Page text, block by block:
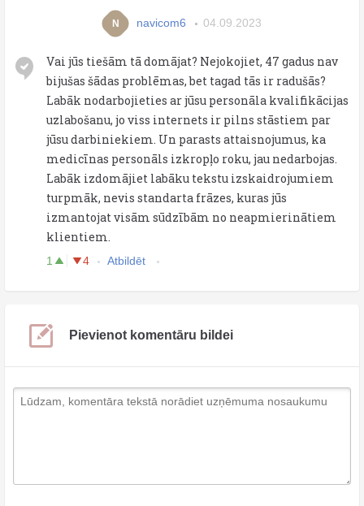
N navicom6 04.09.2023
Vai jūs tiešām tā domājat? Nejokojiet, 47 gadus nav
bijušas šādas problēmas, bet tagad tās ir radušās?
Labāk nodarbojieties ar jūsu personāla kvalifikācijas
uzlabošanu, jo viss internets ir pilns stāstiem par
jūsu darbiniekiem. Un parasts attaisnojumus, ka
medicīnas personāls izkropļo roku, jau nedarbojas.
Labāk izdomājiet labāku tekstu izskaidrojumiem
turpmāk, nevis standarta frāzes, kuras jūs
izmantojat visām sūdzībām no neapmierinātiem
klientiem.
1 4 Atbildēt
Pievienot komentāru bildei